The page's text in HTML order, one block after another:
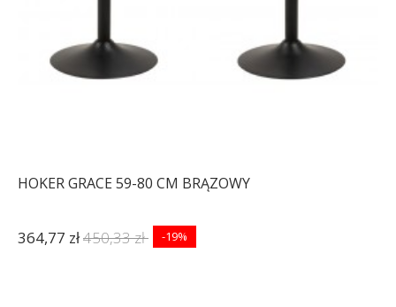
HOKER GRACE 59-80 CM BRĄZOWY
364,77 zł450,33 zł -19%